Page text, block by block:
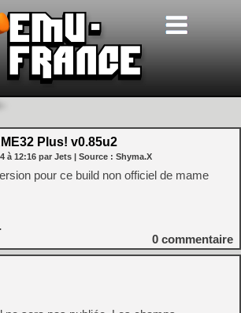
Plus! v0.85u2
à 12:16 par Jets | Source : Shyma.X
pour ce build non officiel de mame
0 commentaire